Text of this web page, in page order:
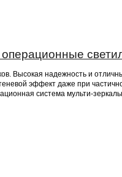
Высокая надежность и
эффект даже при
система мульти-